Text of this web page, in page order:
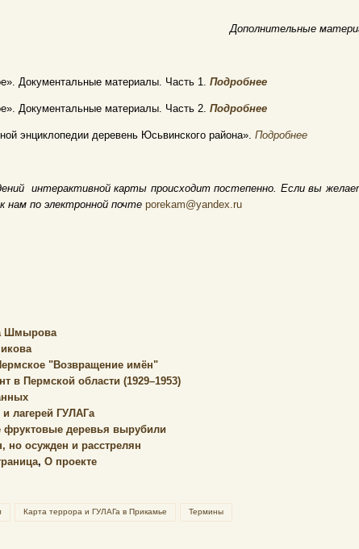
Дополнительные
Документальные материалы. Часть 1. Подробнее
Документальные материалы. Часть 2. Подробнее
энциклопедии деревень Юсьвинского района». Подробнее
интерактивной карты происходит постепенно. Если вы
по электронной почте porekam@yandex.ru
Шмырова
"Возвращение имён"
в Пермской области (1929–1953)
лагерей ГУЛАГа
фруктовые деревья вырубили
но осужден и расстрелян
, О проекте
Карта террора и ГУЛАГа в Прикамье Термины